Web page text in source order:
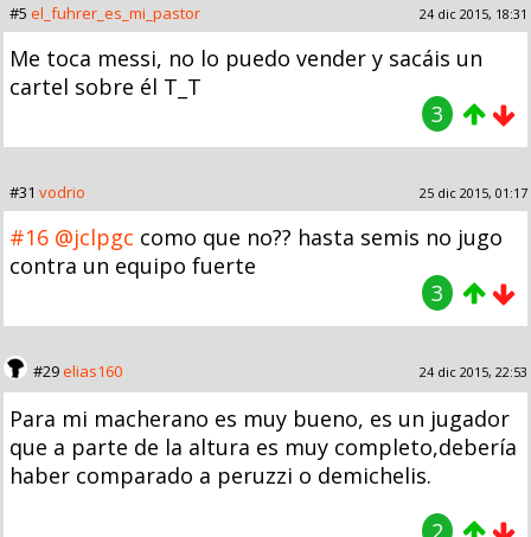
#5 el_fuhrer_es_mi_pastor 24 dic 2015, 18:31
Me toca messi, no lo puedo vender y sacáis un
cartel sobre él T_T
3
#31 vodrio 25 dic 2015, 01:17
#16 @jclpgc como que no?? hasta semis no jugo
contra un equipo fuerte
3
#29elias160 24 dic 2015, 22:53
Para mi macherano es muy bueno, es un jugador
que a parte de la altura es muy completo,debería
haber comparado a peruzzi o demichelis.
2